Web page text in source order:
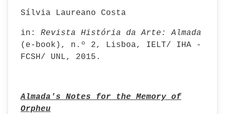
Sílvia Laureano Costa
in:
Revista História da Arte: Almada
(e-book), n.º 2, Lisboa, IELT/ IHA -
FCSH/ UNL, 2015.
Almada's Notes for the Memory of
Orpheu